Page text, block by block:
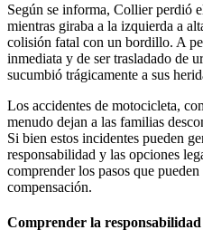
Según se informa, Collier perdió
mientras giraba a la izquierda a
colisión fatal con un bordillo. A
inmediata y de ser trasladado de
sucumbió trágicamente a sus
Los accidentes de motocicleta,
menudo dejan a las familias
Si bien estos incidentes pueden
responsabilidad y las opciones
comprender los pasos que
compensación.
Comprender la responsabilidad